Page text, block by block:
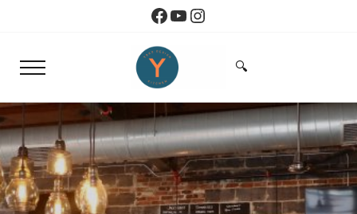
Skip to header right navigationFacebook
YouTube
Instagram
Menu
Yoko Design Kitchen
Search...
🔍